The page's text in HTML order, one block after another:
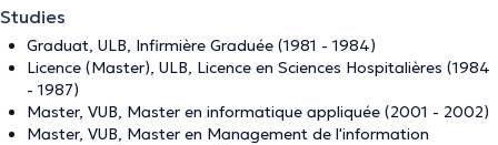
Studies
Graduat, ULB, Infirmière Graduée (1981 - 1984)
Licence (Master), ULB, Licence en Sciences Hospitalières (1984
- 1987)
Master, VUB, Master en informatique appliquée (2001 - 2002)
Master, VUB, Master en Management de l'information